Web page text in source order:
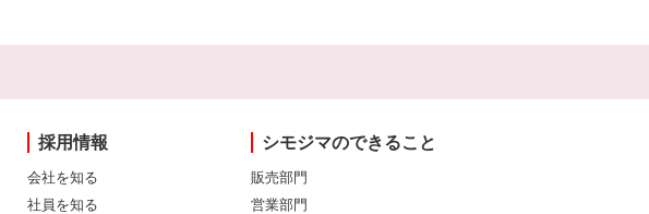
採用情報
会社を知る
社員を知る
シモジマのできること
販売部門
営業部門